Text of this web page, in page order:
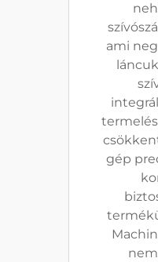
ami
gép